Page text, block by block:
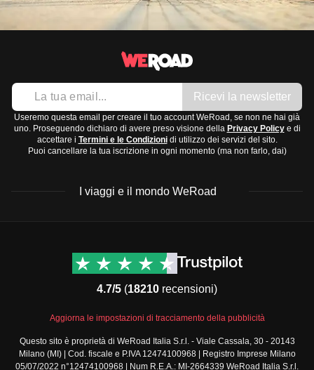
Ricevi la newsletter
Useremo questa email per creare il tuo account WeRoad, se non ne hai già
uno. Proseguendo dichiaro di avere preso visione della Privacy Policye di
accettare i Termini e le Condizionidi utilizzo dei servizi del sito.
Puoi cancellare la tua iscrizione in ogni momento (ma non farlo, dai)
I viaggi e il mondo WeRoad
Viaggi di gruppo Nord
Viaggi di gruppo Centro
Viaggi di gruppo Sud
America
Viaggi di gruppo Africa
Contatti
Termini e condizioni
Condizioni generali
standard
Policy annullamento
4.7/5 (18210 recensioni)
Aggiorna le impostazioni di tracciamento della pubblicità
Questo sito è proprietà di WeRoad Italia S.r.l. - Viale Cassala, 30 - 20143
Milano (MI) | Cod. fiscale e P.IVA 12474100968 | Registro Imprese Milano
05/07/2022 n°12474100968 | Num R.E.A.: MI-2664339 WeRoad Italia S.r.l.